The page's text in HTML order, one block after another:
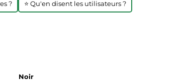
? ⭐ Qu'en disent les utilisateurs ?
Noir